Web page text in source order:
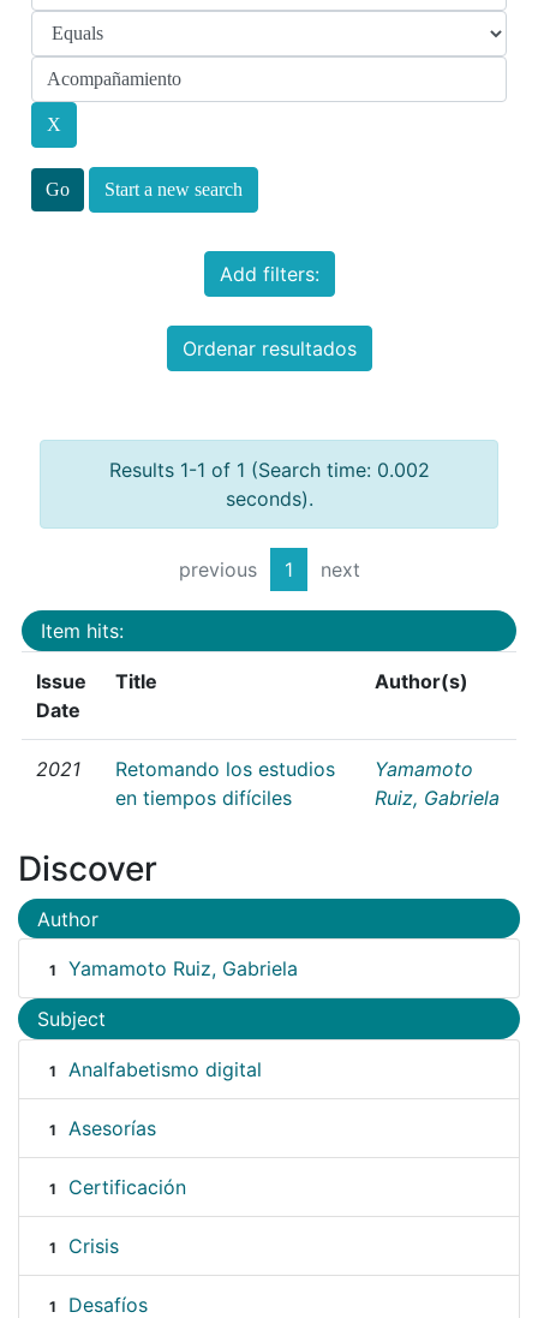
Start a new search
Add filters:
Ordenar resultados
Results 1-1 of 1 (Search time: 0.002
seconds).
previous 1 next
Item hits:
Issue
Date
Title Author(s)
2021
Retomando los estudios
en tiempos difíciles
Yamamoto
Ruiz, Gabriela
Discover
Author
1 Yamamoto Ruiz, Gabriela
Subject
1 Analfabetismo digital
1 Asesorías
1 Certificación
1 Crisis
1 Desafíos